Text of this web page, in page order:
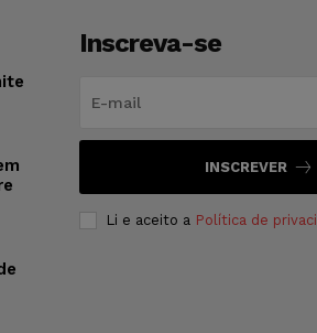
Inscreva-se
INSCREVER
Li e aceito a Política de